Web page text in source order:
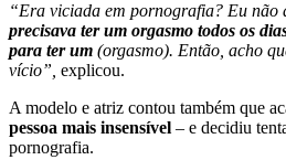
“Era viciada em pornografia? Eu não
precisava ter um orgasmo todos os
para ter um (orgasmo). Então, acho
vício”, explicou.
A modelo e atriz contou também que
pessoa mais insensível – e decidiu
pornografia.